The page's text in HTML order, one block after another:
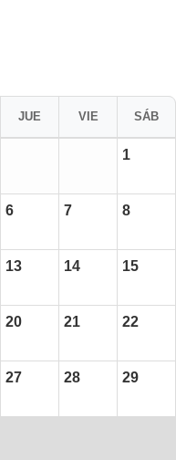
JUE VIE SÁB
1
6 7 8
13 14 15
20 21 22
27 28 29